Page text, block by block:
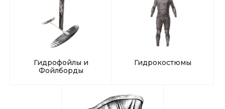
Гидрофойлы и
Фойлборды
Гидрокостюмы